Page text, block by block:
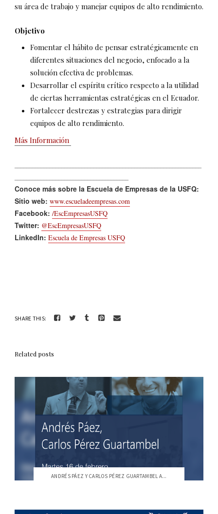
su área de trabajo y manejar equipos de alto rendimiento.
Objetivo
Fomentar el hábito de pensar estratégicamente en
diferentes situaciones del negocio, enfocado a la
solución efectiva de problemas.
Desarrollar el espíritu crítico respecto a la utilidad
de ciertas herramientas estratégicas en el Ecuador.
Fortalecer destrezas y estrategias para dirigir
equipos de alto rendimiento.
Más Información
Conoce más sobre la Escuela de Empresas de la USFQ:
Sitio web: www.escueladeempresas.com
Facebook: /EscEmpresasUSFQ
Twitter: @EscEmpresasUSFQ
LinkedIn: Escuela de Empresas USFQ
SHARE THIS:
Related posts
ANDRÉS PÁEZ Y CARLOS PÉREZ GUARTAMBEL A...